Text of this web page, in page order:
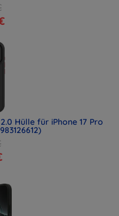
Hülle für iPhone 17 Pro